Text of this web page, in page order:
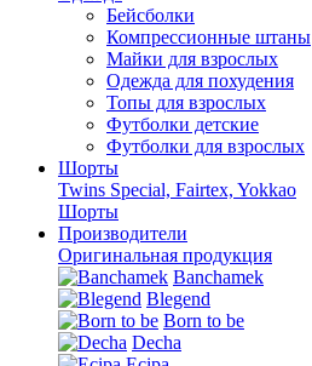
Бейсболки
Компрессионные штаны
Майки для взрослых
Одежда для похудения
Топы для взрослых
Футболки детские
Футболки для взрослых
Шорты
Twins Special, Fairtex, Yokkao
Шорты
Производители
Оригинальная продукция
Banchamek
Blegend
Born to be
Decha